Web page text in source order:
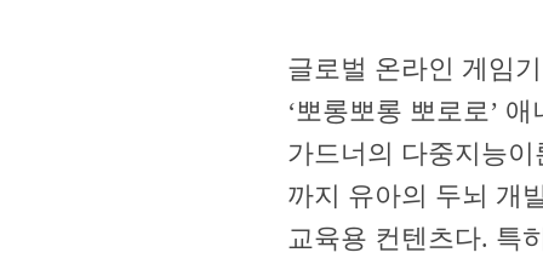
글로벌 온라인 게임
‘뽀롱뽀롱 뽀로로’
가드너의 다중지능
까지 유아의 두뇌 개
교육용 컨텐츠다. 특